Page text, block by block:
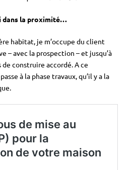
dans la proximité…
habitat, je m’occupe du client
– avec la prospection – et jusqu’à
de construire accordé. A ce
à la phase travaux, qu’il y a la